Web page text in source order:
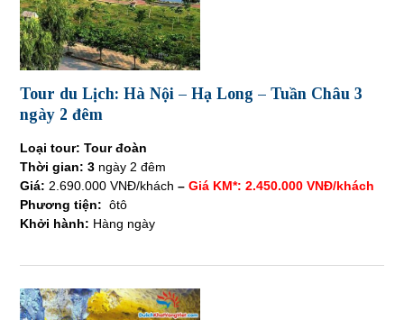
Tour du Lịch: Hà Nội – Hạ Long – Tuần Châu 3
ngày 2 đêm
Loại tour: Tour đoàn
Thời gian: 3 ngày 2 đêm
Giá: 2.690.000 VNĐ/khách –Giá KM*: 2.450.000 VNĐ/khách
Phương tiện:ôtô
Khởi hành: Hàng ngày